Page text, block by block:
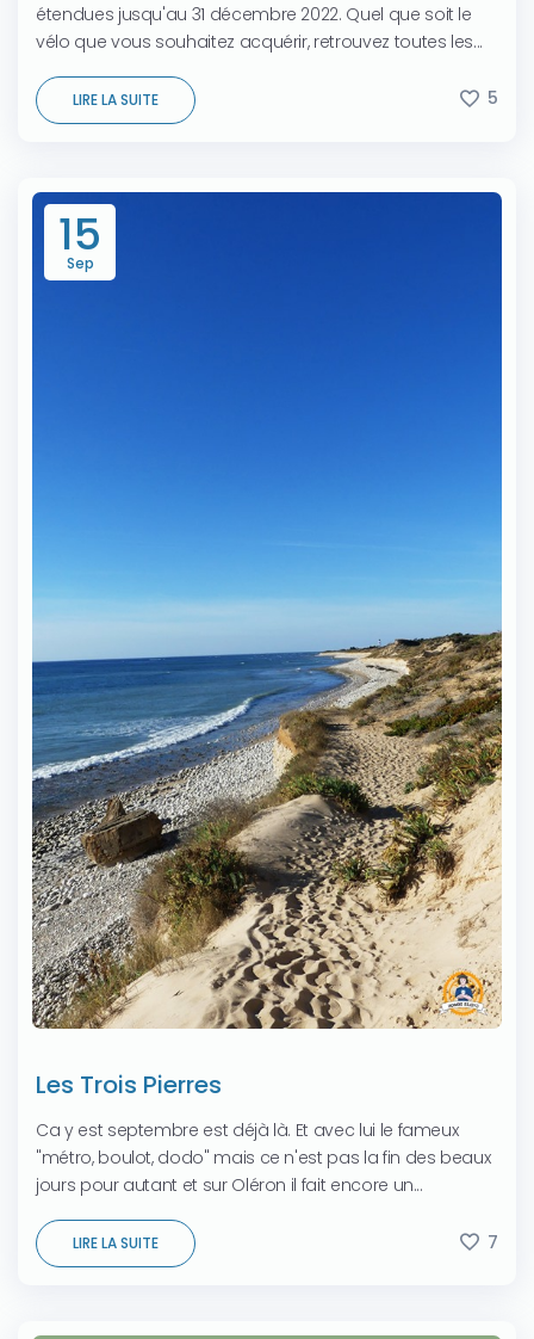
étendues jusqu'au 31 décembre 2022. Quel que soit le
vélo que vous souhaitez acquérir, retrouvez toutes les...
LIRE LA SUITE 5
15
Sep
Les Trois Pierres
Ca y est septembre est déjà là. Et avec lui le fameux
"métro, boulot, dodo" mais ce n'est pas la fin des beaux
jours pour autant et sur Oléron il fait encore un...
LIRE LA SUITE 7